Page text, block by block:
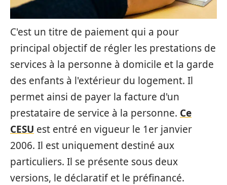
C'est un titre de paiement qui a pour
principal objectif de régler les prestations de
services à la personne à domicile et la garde
des enfants à l'extérieur du logement. Il
permet ainsi de payer la facture d'un
prestataire de service à la personne. Ce
CESU est entré en vigueur le 1er janvier
2006. Il est uniquement destiné aux
particuliers. Il se présente sous deux
versions, le déclaratif et le préfinancé.